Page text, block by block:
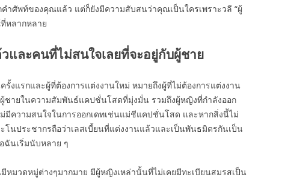
ำศัพท์ของคุณแล้ว แต่ก็ยังมีความสับสนว่าคุณเป็นใครเพราะวลี “ผู้
หลากหลาย
และคนที่ไม่สนใจเลยที่จะอยู่กับผู้ชาย
งแรกและผู้ที่ต้องการแต่งงานใหม่ หมายถึงผู้ที่ไม่ต้องการแต่งงาน
ผู้ชายในความสัมพันธ์แคปชั่นโสดที่มุ่งมั่น รวมถึงผู้หญิงที่กำลังออก
มีความสนใจในการออกเดทเช่นแม่ชีแคปชั่นโสด และหากสิ่งนี้ไม่
นประชากรถือว่าเลสเบี้ยนที่แต่งงานแล้วและเป็นพันธมิตรกันเป็น
ฉันเริ่มนับหลาย ๆ
มวดหมู่ต่างๆมากมาย มีผู้หญิงเหล่านั้นที่ไม่เคยมีทะเบียนสมรสเป็น